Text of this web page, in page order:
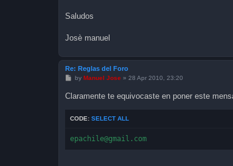
Saludos
Josè manuel
Re: Reglas del Foro
P
t
by Manuel Jose » 28 Apr 2010, 23:20
Claramente te equivocaste en poner este
CODE: SELECT ALL
epachile@gmail.com